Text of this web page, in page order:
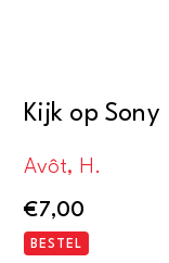
Kijk op Sony
Avôt, H.
€7,00
BESTEL